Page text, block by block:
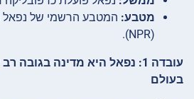
מטבע: המטבע הרשמי של נפאל
(NPR).
עובדה 1: נפאל היא מדינה
בעולם